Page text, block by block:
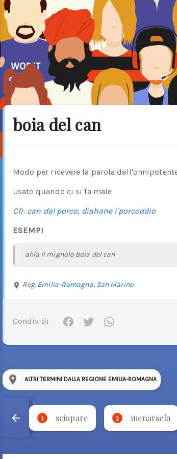
boia del can
Modo per ricevere la parola
Usato quando ci si fa male
Cfr. can dal porco, diahane i'porcoddio
ESEMPI
ahia il mignolo boia del can
Reg. Emilia-Romagna,San Marino
Condividi
ALTRI TERMINI DALLA REGIONE EMILIA-ROMAGNA
1 sciopare 2 menarsela